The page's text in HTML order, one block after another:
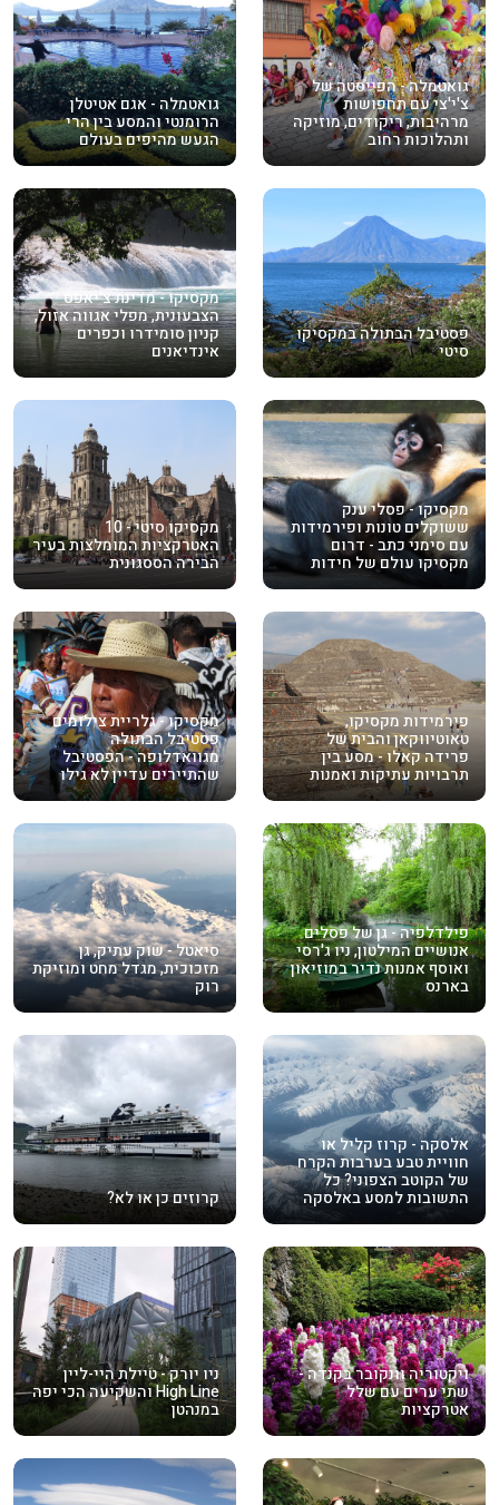
גואטמלה - הפייסטה של
צ'י'צי עם תחפושות
מרהיבות, ריקודים, מוזיקה
ותהלוכות רחוב
גואטמלה - אגם אטיטלן
הרומנטי והמסע בין הרי
הגעש מהיפים בעולם
פסטיבל הבתולה במקסיקו
סיטי
מקסיקו - מדינת צ'יאפס
הצבעונית, מפלי אגווה אזול,
קניון סומידרו וכפרים
אינדיאנים
מקסיקו - פסלי ענק
ששוקלים טונות ופירמידות
עם סימני כתב - דרום
מקסיקו עולם של חידות
מקסיקו סיטי - 10
האטרקציות המומלצות בעיר
הבירה הססגונית
פירמידות מקסיקו,
טאוטיווקאן והבית של
פרידה קאלו - מסע בין
תרבויות עתיקות ואמנות
מקסיקו - גלריית צילומים
פסטיבל הבתולה
מגוואדלופה - הפסטיבל
שהתיירים עדיין לא גילו
פילדלפיה - גן של פסלים
אנושיים המילטון, ניו ג'רסי
ואוסף אמנות נדיר במוזיאון
בארנס
סיאטל - שוק עתיק, גן
מזכוכית, מגדל מחט ומוזיקת
רוק
אלסקה - קרוז קליל או
חוויית טבע בערבות הקרח
של הקוטב הצפוני? כל
התשובות למסע באלסקה קרוזים כן או לא?
ויקטוריה וונקובר בקנדה -
שתי ערים עם שלל
אטרקציות
ניו יורק - טיילת היי-ליין
High Line והשקיעה הכי יפה
במנהטן